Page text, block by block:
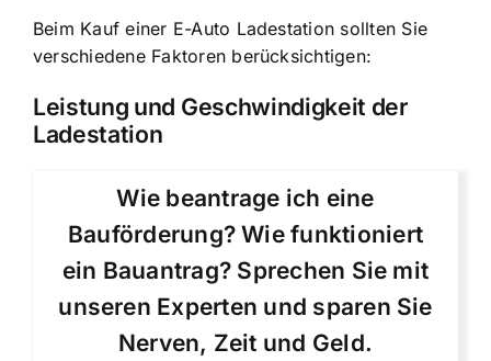
Beim Kauf einer E-Auto Ladestation sollten Sie
verschiedene Faktoren berücksichtigen:
Leistung und Geschwindigkeit der
Ladestation
Wie beantrage ich eine
Bauförderung? Wie funktioniert
ein Bauantrag? Sprechen Sie mit
unseren Experten und sparen Sie
Nerven, Zeit und Geld.